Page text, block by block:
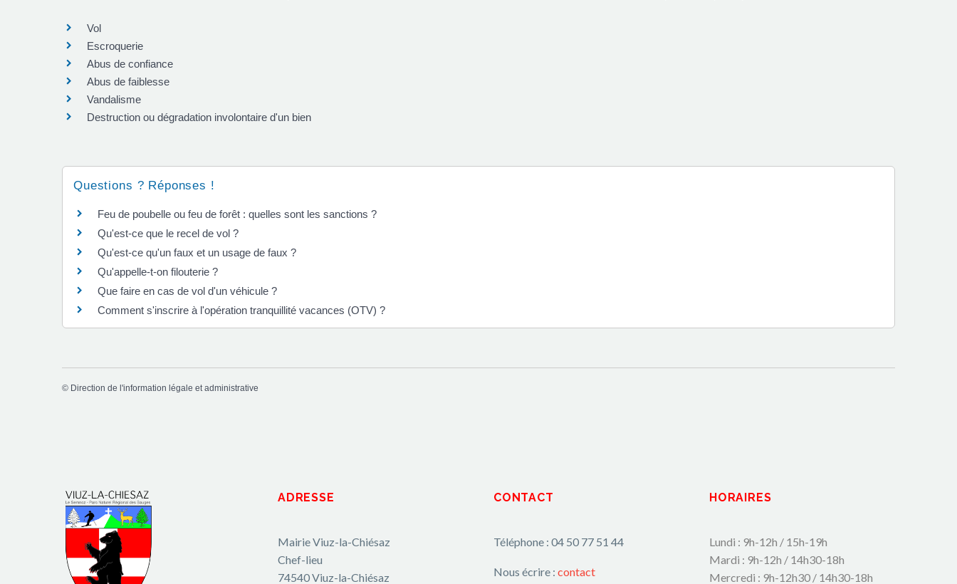
Vol
Escroquerie
Abus de confiance
Abus de faiblesse
Vandalisme
Destruction ou dégradation involontaire d'un bien
Questions ? Réponses !
Feu de poubelle ou feu de forêt : quelles sont les sanctions ?
Qu'est-ce que le recel de vol ?
Qu'est-ce qu'un faux et un usage de faux ?
Qu'appelle-t-on filouterie ?
Que faire en cas de vol d'un véhicule ?
Comment s'inscrire à l'opération tranquillité vacances (OTV) ?
© Direction de l'information légale et administrative
ADRESSE
Mairie Viuz-la-Chiésaz
Chef-lieu
74540 Viuz-la-Chiésaz
CONTACT
Téléphone : 04 50 77 51 44
Nous écrire : contact
HORAIRES
Lundi : 9h-12h / 15h-19h
Mardi : 9h-12h / 14h30-18h
Mercredi : 9h-12h30 / 14h30-18h